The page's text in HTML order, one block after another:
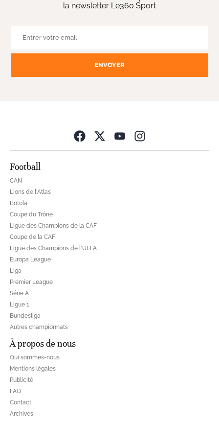
la newsletter Le360 Sport
ENVOYER
Football
CAN
Lions de l'Atlas
Botola
Coupe du Trône
Ligue des Champions de la CAF
Coupe de la CAF
Ligue des Champions de l'UEFA
Europa League
Liga
Premier League
Série A
Ligue 1
Bundesliga
Autres championnats
À propos de nous
Qui sommes-nous
Mentions légales
Publicité
FAQ
Contact
Archives